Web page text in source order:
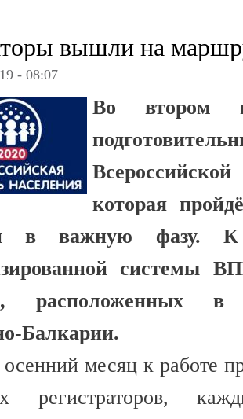
вышли на
- 08:07
Во втором
которая
в важную фазу.
системы
расположенных в
Балкарии.
месяц к работе
регистраторов,